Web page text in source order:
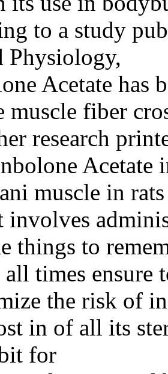
to a study
Physiology,
Acetate has
muscle fiber
research
Acetate
muscle in
involves
things to
times ensure
the risk of
in of all its
for